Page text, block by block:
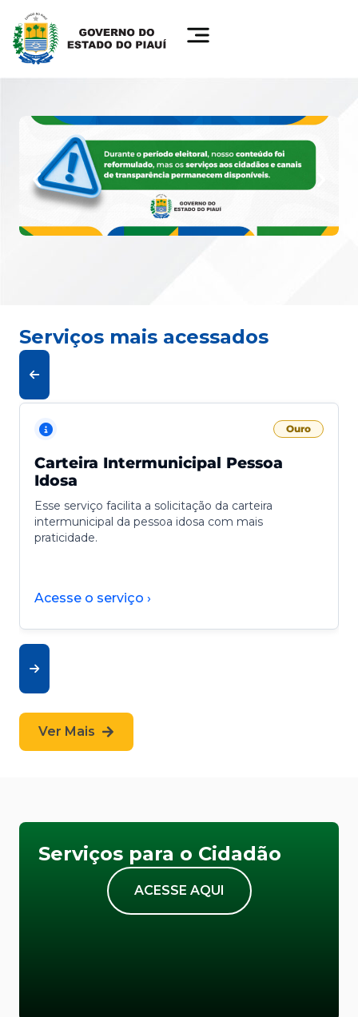
Serviços mais acessados
Ouro
Carteira Intermunicipal Pessoa
Idosa
Esse serviço facilita a solicitação da carteira
intermunicipal da pessoa idosa com mais
praticidade.
Acesse o serviço ›
Ver Mais
Serviços para o Cidadão
ACESSE AQUI